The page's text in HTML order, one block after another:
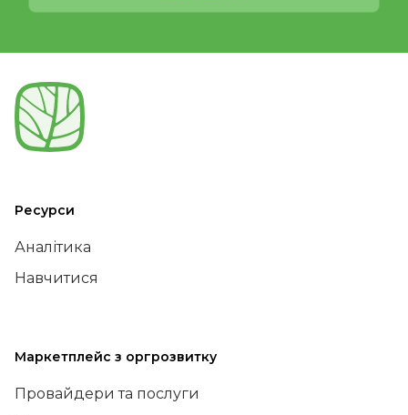
Ресурси
Аналітика
Навчитися
Маркетплейс з оргрозвитку
Провайдери та послуги